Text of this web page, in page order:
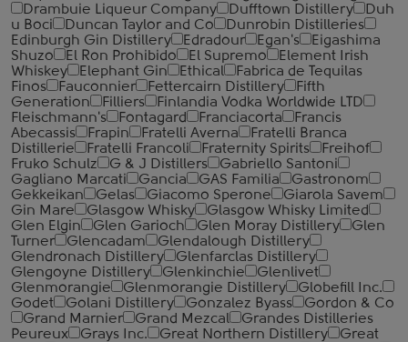
Drambuie Liqueur Company
Dufftown Distillery
Duh
u Boci
Duncan Taylor and Co
Dunrobin Distilleries
Edinburgh Gin Distillery
Edradour Egan's
Eigashima
Shuzo
El Ron Prohibido El Supremo
Element Irish
Whiskey
Elephant Gin Ethical
Fabrica de Tequilas
Finos
Fauconnier Fettercairn Distillery
Fifth
Generation
Filliers
Finlandia Vodka Worldwide LTD
Fleischmann's
Fontagard Franciacorta
Francis
Abecassis
Frapin Fratelli Averna
Fratelli Branca
Distillerie
Fratelli ‎Francoli Fraternity Spirits
Freihof
Fruko Schulz
G & J Distillers
Gabriello Santoni
Gagliano Marcati
Gancia GAS Familia
Gastronom
Gekkeikan
Gelas Giacomo Sperone
Giarola Savem
Gin Mare
Glasgow Whisky
Glasgow Whisky Limited
Glen Elgin
Glen Garioch Glen Moray Distillery
Glen
Turner
Glencadam
Glendalough Distillery
Glendronach Distillery
Glenfarclas Distillery
Glengoyne Distillery
Glenkinchie
Glenlivet
Glenmorangie
Glenmorangie Distillery
Globefill Inc.
Godet
Golani Distillery Gonzalez Byass
Gordon & Co
Grand Marnier
Grand Mezcal
Grandes Distilleries
Peureux
Grays Inc. Great Northern Distillery
Great